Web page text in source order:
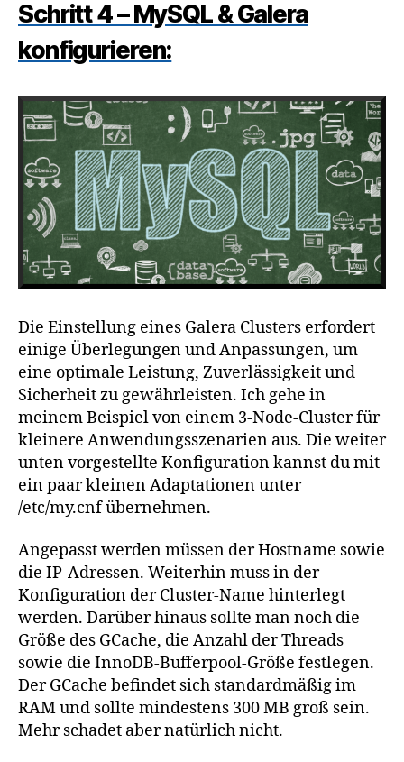
Schritt 4 – MySQL & Galera
konfigurieren:
Die Einstellung eines Galera Clusters erfordert
einige Überlegungen und Anpassungen, um
eine optimale Leistung, Zuverlässigkeit und
Sicherheit zu gewährleisten. Ich gehe in
meinem Beispiel von einem 3-Node-Cluster für
kleinere Anwendungsszenarien aus. Die weiter
unten vorgestellte Konfiguration kannst du mit
ein paar kleinen Adaptationen unter
/etc/my.cnf übernehmen.
Angepasst werden müssen der Hostname sowie
die IP-Adressen. Weiterhin muss in der
Konfiguration der Cluster-Name hinterlegt
werden. Darüber hinaus sollte man noch die
Größe des GCache, die Anzahl der Threads
sowie die InnoDB-Bufferpool-Größe festlegen.
Der GCache befindet sich standardmäßig im
RAM und sollte mindestens 300 MB groß sein.
Mehr schadet aber natürlich nicht.